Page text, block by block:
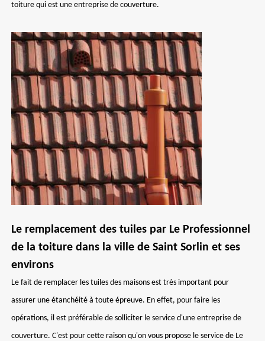
toiture qui est une entreprise de couverture.
Le remplacement des tuiles par Le Professionnel
de la toiture dans la ville de Saint Sorlin et ses
environs
Le fait de remplacer les tuiles des maisons est très important pour
assurer une étanchéité à toute épreuve. En effet, pour faire les
opérations, il est préférable de solliciter le service d'une entreprise de
couverture. C'est pour cette raison qu'on vous propose le service de Le